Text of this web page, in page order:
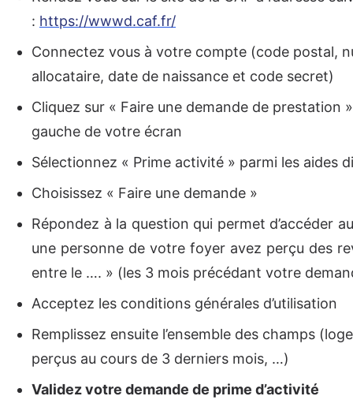
: https://wwwd.caf.fr/
Connectez vous à votre compte (code postal,
allocataire, date de naissance et code secret)
Cliquez sur « Faire une demande de prestation
gauche de votre écran
Sélectionnez « Prime activité » parmi les aides
Choisissez « Faire une demande »
Répondez à la question qui permet d’accéder
une personne de votre foyer avez perçu des
entre le …. » (les 3 mois précédant votre
Acceptez les conditions générales d’utilisation
Remplissez ensuite l’ensemble des champs
perçus au cours de 3 derniers mois, …)
Validez votre demande de prime d’activité